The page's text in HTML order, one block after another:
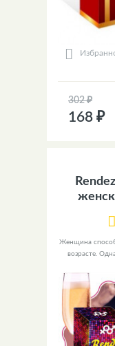
302 ₽
168 ₽
Женщина
возрасте.